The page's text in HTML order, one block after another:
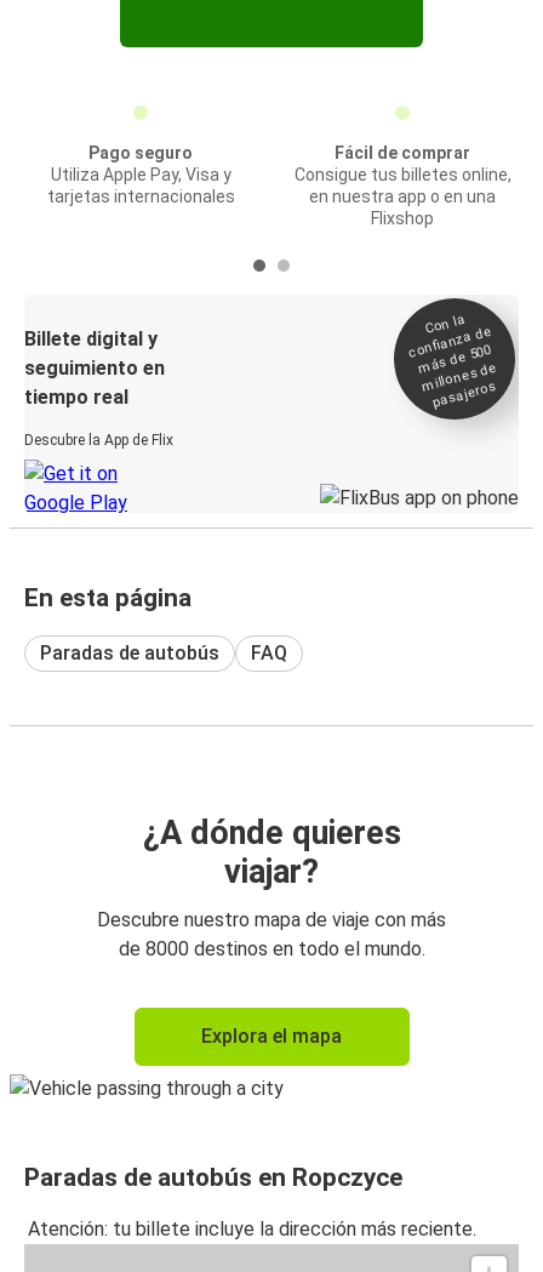
Pago seguro
Utiliza Apple Pay, Visa y
tarjetas internacionales
Fácil de comprar
Consigue tus billetes online,
en nuestra app o en una
Flixshop
Billete digital y
seguimiento en
tiempo real
Descubre la App de Flix
Con la
confianza de
más de 500
millones de
pasajeros
En esta página
Paradas de autobús FAQ
¿A dónde quieres
viajar?
Descubre nuestro mapa de viaje con más
de 8000 destinos en todo el mundo.
Explora el mapa
Paradas de autobús en Ropczyce
Atención: tu billete incluye la dirección más reciente.